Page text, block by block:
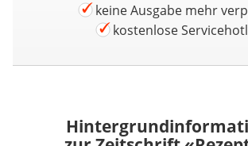
keine Ausgabe mehr
kostenlose